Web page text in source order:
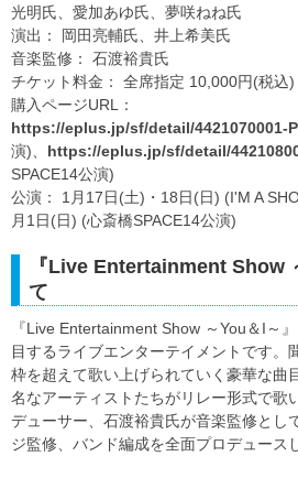
光明氏、愛加あゆ氏、夢咲ねね氏
演出： 岡田亮輔氏、井上希美氏
音楽監修： 石渡裕貴氏
チケット料金： 全席指定 10,000円(税込)
購入ページURL：
https://eplus.jp/sf/detail/4421070001-
演)、 https://eplus.jp/sf/detail/
SPACE14公演)
公演： 1月17日(土)・18日(日) (I'M A
月1日(日) (心斎橋SPACE14公演)
『Live Entertainment Show
て
『Live Entertainment Show ～You＆I～
目するライブエンターテイメントです。
枠を超えて歌い上げられていく豪華な曲
名なアーティストたちがリレー形式で歌
デューサー、石渡裕貴氏が音楽監修とし
ジ監修、バンド編成を全面プロデュース